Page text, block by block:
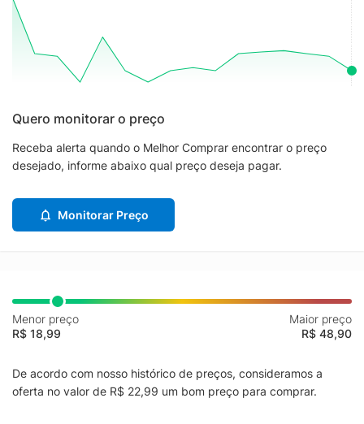
Quero monitorar o preço
Receba alerta quando o Melhor Comprar encontrar o preço
desejado, informe abaixo qual preço deseja pagar.
Monitorar Preço
Menor preço
R$ 18,99
Maior preço
R$ 48,90
De acordo com nosso histórico de preços, consideramos a
oferta no valor de R$ 22,99 um bom preço para comprar.